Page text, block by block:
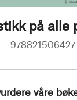
på alle
våre